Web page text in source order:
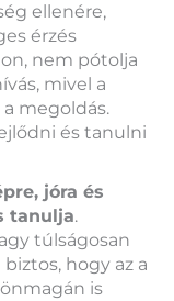
ellenére,
érzés
nem pótolja
mivel a
megoldás.
és tanulni
jóra és
tanulja.
túlságosan
hogy az a
is